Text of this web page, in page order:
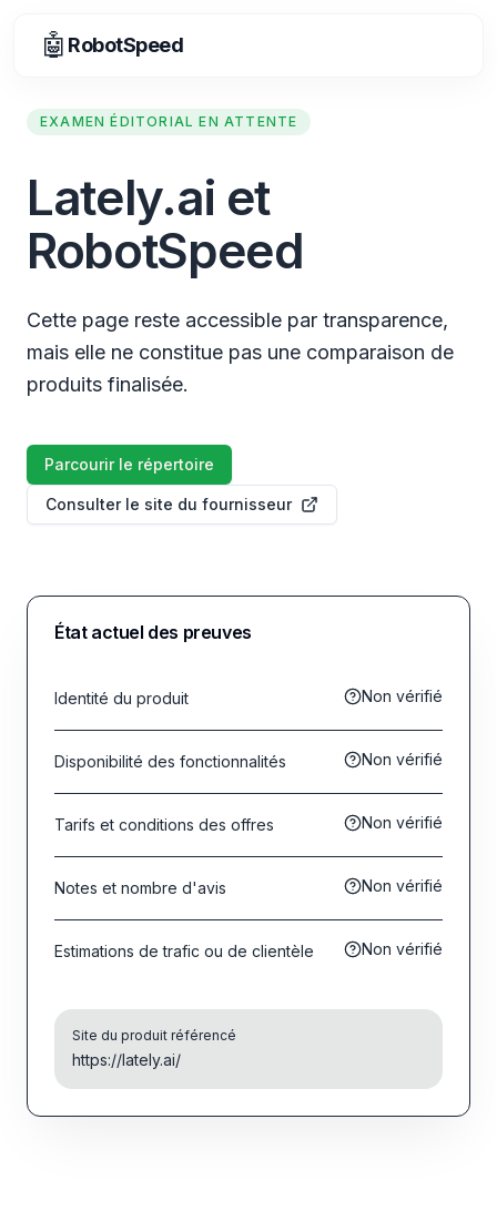
🤖 RobotSpeed
EXAMEN ÉDITORIAL EN ATTENTE
Lately.ai et
RobotSpeed
Cette page reste accessible par transparence,
mais elle ne constitue pas une comparaison de
produits finalisée.
Parcourir le répertoire
Consulter le site du fournisseur
État actuel des preuves
Identité du produit Non vérifié
Disponibilité des fonctionnalités Non vérifié
Tarifs et conditions des offres Non vérifié
Notes et nombre d'avis Non vérifié
Estimations de trafic ou de clientèle Non vérifié
Site du produit référencé
https://lately.ai/